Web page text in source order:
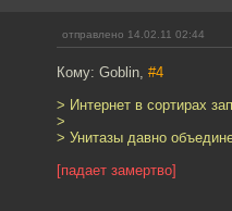
отправлено 14.02.11 02:44
Кому: Goblin, #4
> Интернет в сортирах
>
> Унитазы давно
[падает замертво]